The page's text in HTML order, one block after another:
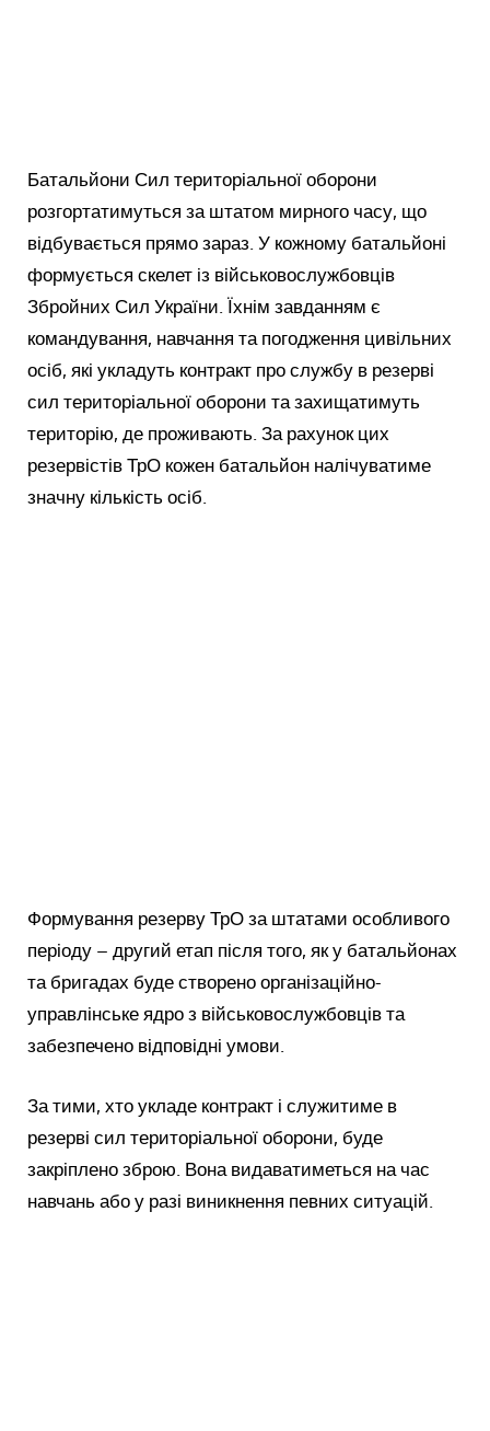
Батальйони Сил територіальної оборони
розгортатимуться за штатом мирного часу, що
відбувається прямо зараз. У кожному батальйоні
формується скелет із військовослужбовців
Збройних Сил України. Їхнім завданням є
командування, навчання та погодження цивільних
осіб, які укладуть контракт про службу в резерві
сил територіальної оборони та захищатимуть
територію, де проживають. За рахунок цих
резервістів ТрО кожен батальйон налічуватиме
значну кількість осіб.
Формування резерву ТрО за штатами особливого
періоду – другий етап після того, як у батальйонах
та бригадах буде створено організаційно-
управлінське ядро з військовослужбовців та
забезпечено відповідні умови.
За тими, хто укладе контракт і служитиме в
резерві сил територіальної оборони, буде
закріплено зброю. Вона видаватиметься на час
навчань або у разі виникнення певних ситуацій.